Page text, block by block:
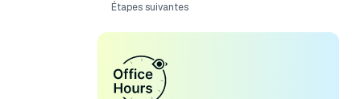
Étapes suivantes